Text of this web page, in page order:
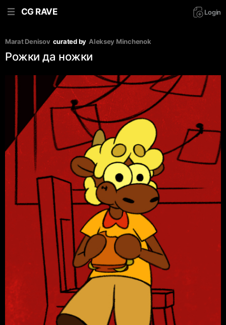
CG RAVE Login
Marat Denisov curated by Aleksey Minchenok
Рожки да ножки